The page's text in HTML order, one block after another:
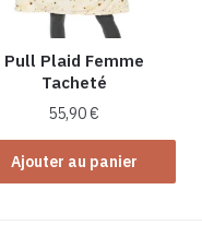
Pull Plaid Femme
Tacheté
55,90€
Ajouter au panier